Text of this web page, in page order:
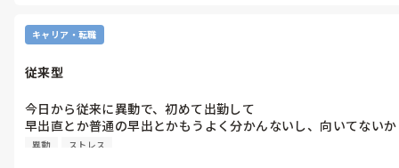
又は
2日に１回か3日に１回とか
2ヶ月は行ったり休んだりが
もしかして、有給ない感じですかね？
キャリア・転職
従来型
今日から従来に異動で、初めて出勤して
早出直とか普通の早出とかもうよく分かんないし、向いてないか
もって思っちゃった
異動 ストレス